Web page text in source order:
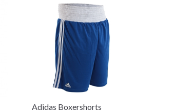
Adidas Boxershorts